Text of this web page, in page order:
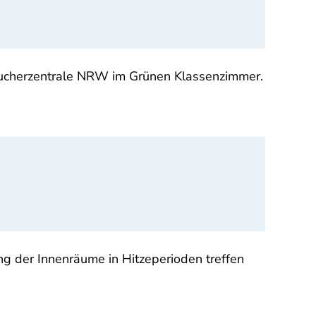
NRW im Grünen Klassenzimmer.
der Innenräume in Hitzeperioden treffen